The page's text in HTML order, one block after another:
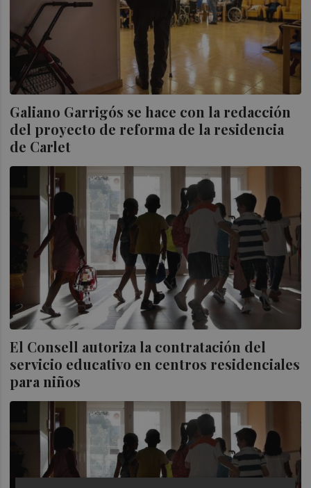
Galiano Garrigós se hace con la redacción
del proyecto de reforma de la residencia
de Carlet
El Consell autoriza la contratación del
servicio educativo en centros residenciales
para niños